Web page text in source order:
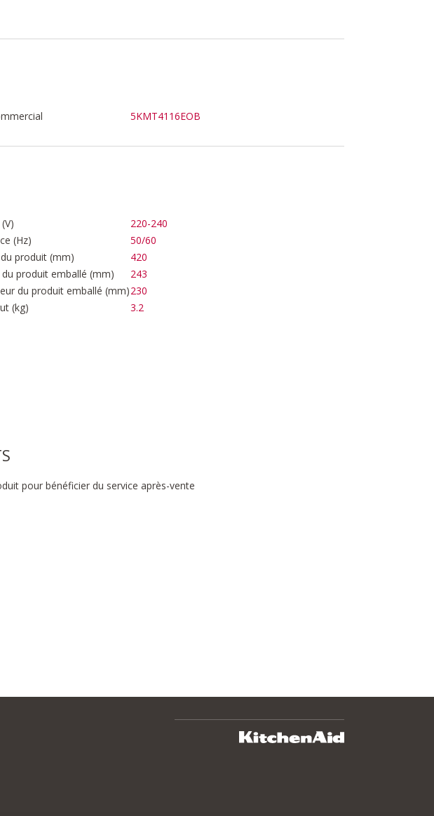
5KMT4116EOB
220-240
(Hz)
50/60
produit (mm)
420
produit emballé (mm)
243
du produit emballé (mm)230
(kg)
3.2
pour bénéficier du service après-vente